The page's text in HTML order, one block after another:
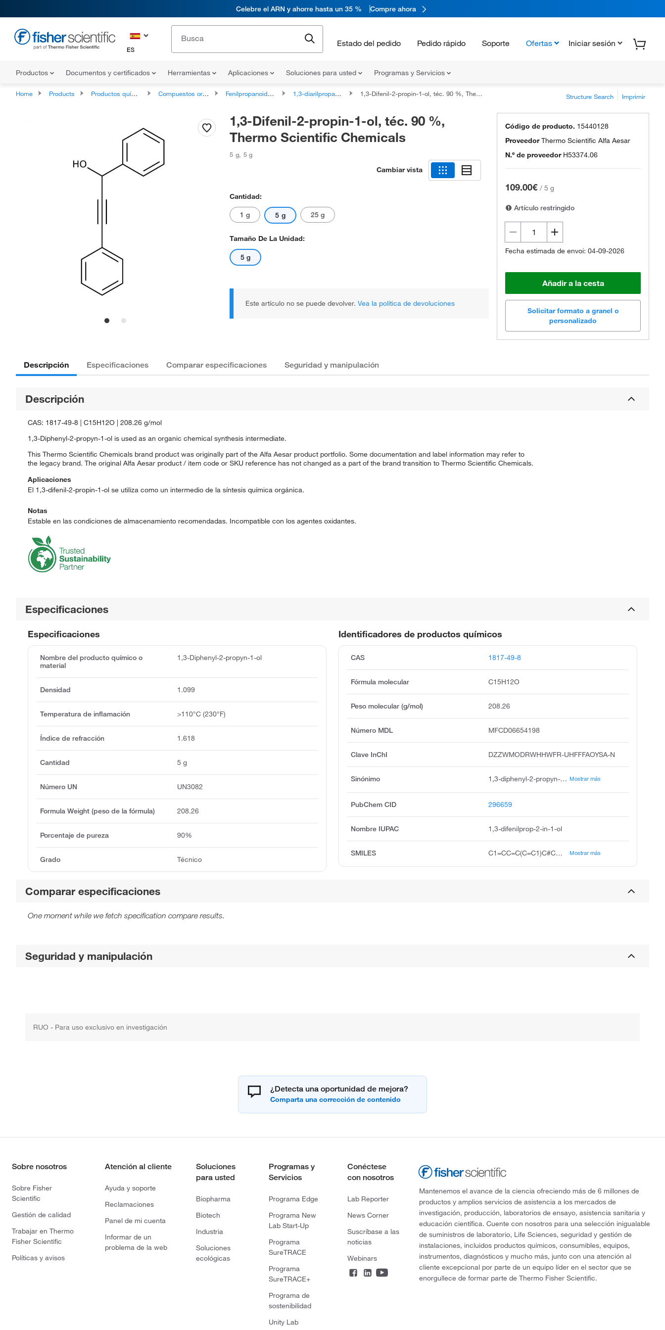
Celebre el ARN y ahorre hasta un 35 % Compre ahora
ES
Estado del pedido Pedido rápido Soporte Ofertas Iniciar sesión
Productos Documentos y certificados Herramientas Aplicaciones Soluciones para usted Programas y Servicios
Home Products Productos químicos Compuestos orgánicos Fenilpropanoides y policétidos 1,3-diarilpropanoides lineales 1,3-Difenil-2-propin-1-ol, téc. 90 %, Thermo Scientific Chemicals Structure Search Imprimir
1,3-Difenil-2-propin-1-ol, téc. 90 %,
Thermo Scientific Chemicals
5 g, 5 g
Cambiar vista
Cantidad:
1 g 5 g 25 g
Tamaño De La Unidad:
5 g
Este artículo no se puede devolver. Vea la política de devoluciones
Código de producto. 15440128
ProveedorThermo Scientific Alfa Aesar
N.º de proveedor H53374.06
109.00€ / 5 g
Artículo restringido
Fecha estimada de envoi: 04-09-2026
Añadir a la cesta
Solicitar formato a granel o
personalizado
Descripción Especificaciones Comparar especificaciones Seguridad y manipulación
Descripción
CAS: 1817-49-8 | C15H12O | 208.26 g/mol
1,3-Diphenyl-2-propyn-1-ol is used as an organic chemical synthesis intermediate.
This Thermo Scientific Chemicals brand product was originally part of the Alfa Aesar product portfolio. Some documentation and label information may refer to
the legacy brand. The original Alfa Aesar product / item code or SKU reference has not changed as a part of the brand transition to Thermo Scientific Chemicals.
Aplicaciones
El 1,3-difenil-2-propin-1-ol se utiliza como un intermedio de la síntesis química orgánica.
Notas
Estable en las condiciones de almacenamiento recomendadas. Incompatible con los agentes oxidantes.
Especificaciones
Identificadores de productos químicos
CAS 1817-49-8
Fórmula molecular C15H12O
Peso molecular (g/mol) 208.26
Número MDL MFCD06654198
Clave InChI DZZWMODRWHHWFR-UHFFFAOYSA-N
Sinónimo 1,3-diphenyl-2-propyn-1-ol, 1,3-diphenyl-prop-2-yn-1-ol, 1-phenyl-3-phenyl-propyn-3-ol, 1,3-diphenylpropargyl alcohol, benzenemethanol, a-2-phenylethynyl, alpha-phenyl ethynyl-benzenemethanol Mostrar más
PubChem CID 296659
Nombre IUPAC 1,3-difenilprop-2-in-1-ol
SMILES C1=CC=C(C=C1)C#CC(C2=CC=CC=C2)O Mostrar más
Especificaciones
Nombre del producto químico o
material
1,3-Diphenyl-2-propyn-1-ol
Densidad 1.099
Temperatura de inflamación >110°C (230°F)
Índice de refracción 1.618
Cantidad 5 g
Número UN UN3082
Formula Weight (peso de la fórmula) 208.26
Porcentaje de pureza 90%
Grado Técnico
Comparar especificaciones
One moment while we fetch specification compare results.
Seguridad y manipulación
RUO - Para uso exclusivo en investigación
¿Detecta una oportunidad de mejora?
Sobre nosotros
Sobre Fisher
Scientific
Gestión de calidad
Trabajar en Thermo
Fisher Scientific
Políticas y avisos
Atención al cliente
Ayuda y soporte
Reclamaciones
Panel de mi cuenta
Informar de un
problema de la web
Soluciones
para usted
Biopharma
Biotech
Industria
Soluciones
ecológicas
Programas y
Servicios
Programa Edge
Programa New
Lab Start-Up
Programa
SureTRACE
Programa
SureTRACE+
Programa de
sostenibilidad
Unity Lab
Conéctese
con nosotros
Lab Reporter
News Corner
Suscríbase a las
noticias
Webinars
Mantenemos el avance de la ciencia ofreciendo más de 6 millones de
productos y amplios servicios de asistencia a los mercados de
investigación, producción, laboratorios de ensayo, asistencia sanitaria y
educación científica. Cuente con nosotros para una selección inigualable
de suministros de laboratorio, Life Sciences, seguridad y gestión de
instalaciones, incluidos productos químicos, consumibles, equipos,
instrumentos, diagnósticos y mucho más, junto con una atención al
cliente excepcional por parte de un equipo líder en el sector que se
enorgullece de formar parte de Thermo Fisher Scientific.